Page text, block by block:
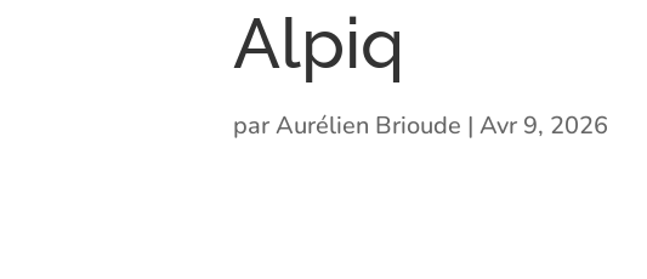
Alpiq
parAurélien Brioude | Avr 9, 2026